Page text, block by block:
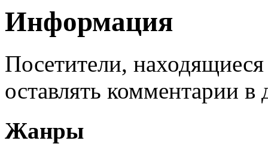
Информация
Посетители,
оставлять комментарии в
Жанры